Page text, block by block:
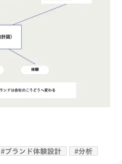
#ブランド体験設計 #分析